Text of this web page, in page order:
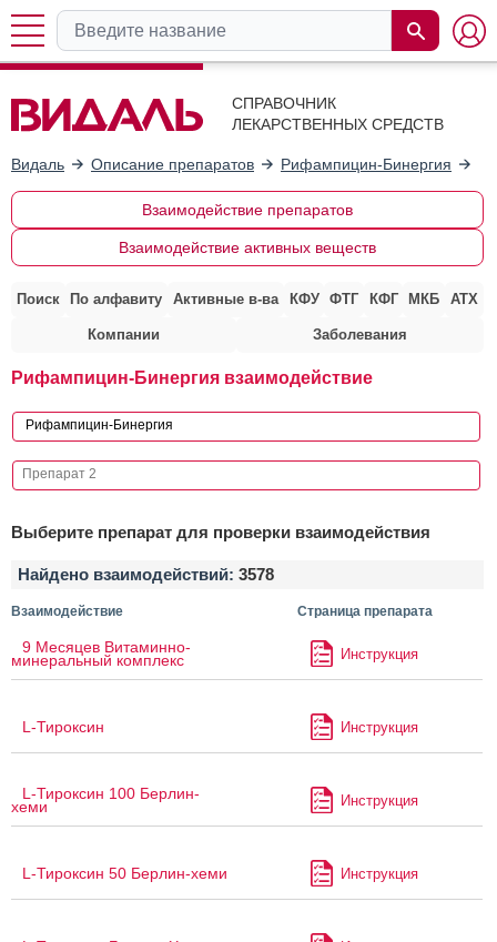
СПРАВОЧНИК
ЛЕКАРСТВЕННЫХ СРЕДСТВ
Видаль Описание препаратов Рифампицин-Бинергия
Взаимодействие препаратов
Взаимодействие активных веществ
Поиск По алфавиту Активные в-ва КФУ ФТГ КФГ МКБ АТХ
Компании Заболевания
Рифампицин-Бинергия взаимодействие
Выберите препарат для проверки взаимодействия
Найдено взаимодействий: 3578
Взаимодействие Страница препарата
9 Месяцев Витаминно-
минеральный комплекс Инструкция
L-Тироксин Инструкция
L-Тироксин 100 Берлин-
хеми Инструкция
L-Тироксин 50 Берлин-хеми Инструкция